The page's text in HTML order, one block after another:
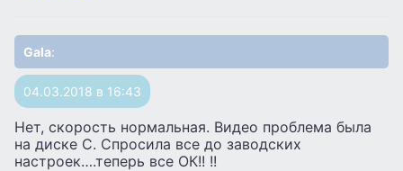
Gala:
04.03.2018 в 16:43
Нет, скорость нормальная. Видео проблема была
на диске С. Спросила все до заводских
настроек….теперь все ОК!! !!